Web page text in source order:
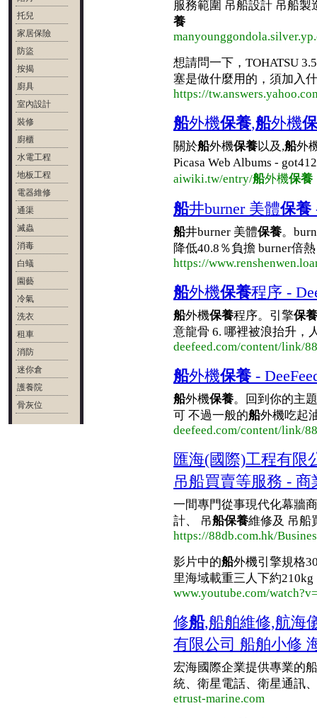
托兒
家居保險
防盜
按揭
廚具
室內設計
裝修
廚櫃
水電工程
地板工程
電器維修
通渠
滅蟲
消毒
白蟻
園藝
冷氣
洗衣
租車
消防
迷你倉
護養院
骨灰位
服務範圍 吊船設計 吊船製
養
想請問一下，TOHATSU
塞是做什麼用的，須加入
https://
船外機保養,船外機
關於船外機保養以及,船外
Picasa Web Albums -
aiwiki.tw/entry/船外機保養
船井burner 美體保養
船井burner 美體保養。
降低40.8％負擔 burner倍
https://
船外機保養程序 -
船外機保養程序。引擎保養
意龍骨 6. 哪裡被浪抬升，
deefeed.com/content/link/
船外機保養-
船外機保養。回到你的主
可 不過一般的船外機吃起
deefeed.com/content/link/
匯海(國際)工程有限
吊船買賣等服務 -
一間專門從事現代化幕牆
計、 吊船保養維修及 吊船
https://88db.com.hk/
影片中的船外機引擎規格
里海域載重三人下約
www.youtube.com/
修船,船舶維修,航海
有限公司 船舶小修
宏海國際企業提供專業的
統、衛星電話、衛星通訊
etrust-marine.com